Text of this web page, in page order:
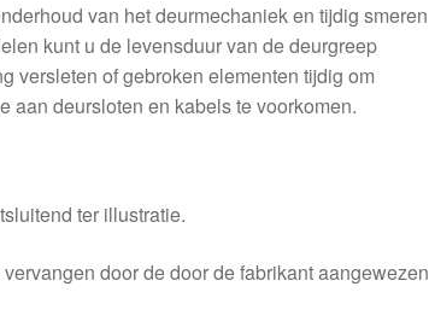
van het deurmechaniek en tijdig smeren
kunt u de levensduur van de deurgreep
versleten of gebroken elementen tijdig om
aan deursloten en kabels te voorkomen.
ter illustratie.
door de door de fabrikant aangewezen